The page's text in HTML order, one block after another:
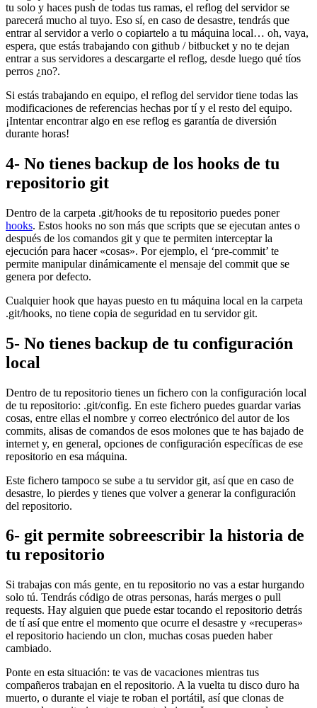
tu solo y haces push de todas tus ramas, el reflog del servidor se
parecerá mucho al tuyo. Eso sí, en caso de desastre, tendrás que
entrar al servidor a verlo o copiartelo a tu máquina local… oh, vaya,
espera, que estás trabajando con github / bitbucket y no te dejan
entrar a sus servidores a descargarte el reflog, desde luego qué tíos
perros ¿no?.
Si estás trabajando en equipo, el reflog del servidor tiene todas las
modificaciones de referencias hechas por tí y el resto del equipo.
¡Intentar encontrar algo en ese reflog es garantía de diversión
durante horas!
4- No tienes backup de los hooks de tu
repositorio git
Dentro de la carpeta .git/hooks de tu repositorio puedes poner
hooks. Estos hooks no son más que scripts que se ejecutan antes o
después de los comandos git y que te permiten interceptar la
ejecución para hacer «cosas». Por ejemplo, el ‘pre-commit’ te
permite manipular dinámicamente el mensaje del commit que se
genera por defecto.
Cualquier hook que hayas puesto en tu máquina local en la carpeta
.git/hooks, no tiene copia de seguridad en tu servidor git.
5- No tienes backup de tu configuración
local
Dentro de tu repositorio tienes un fichero con la configuración local
de tu repositorio: .git/config. En este fichero puedes guardar varias
cosas, entre ellas el nombre y correo electrónico del autor de los
commits, alisas de comandos de esos molones que te has bajado de
internet y, en general, opciones de configuración específicas de ese
repositorio en esa máquina.
Este fichero tampoco se sube a tu servidor git, así que en caso de
desastre, lo pierdes y tienes que volver a generar la configuración
del repositorio.
6- git permite sobreescribir la historia de
tu repositorio
Si trabajas con más gente, en tu repositorio no vas a estar hurgando
solo tú. Tendrás código de otras personas, harás merges o pull
requests. Hay alguien que puede estar tocando el repositorio detrás
de tí así que entre el momento que ocurre el desastre y «recuperas»
el repositorio haciendo un clon, muchas cosas pueden haber
cambiado.
Ponte en esta situación: te vas de vacaciones mientras tus
compañeros trabajan en el repositorio. A la vuelta tu disco duro ha
muerto, o durante el viaje te roban el portátil, así que clonas de